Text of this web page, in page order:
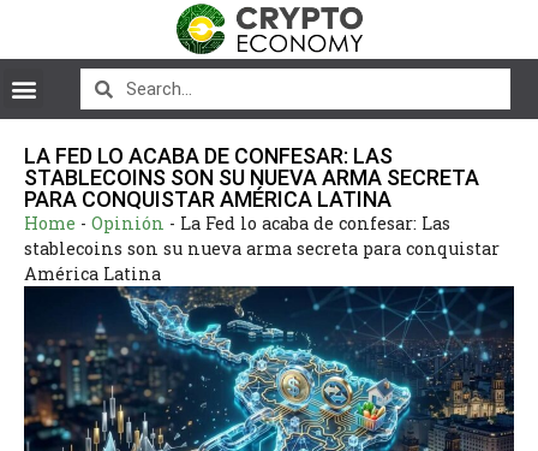
LA FED LO ACABA DE CONFESAR: LAS
STABLECOINS SON SU NUEVA ARMA SECRETA
PARA CONQUISTAR AMÉRICA LATINA
Home - Opinión - La Fed lo acaba de confesar: Las
stablecoins son su nueva arma secreta para conquistar
América Latina